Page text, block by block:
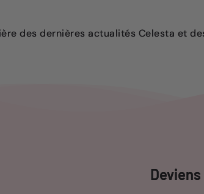
des dernières actualités Celesta et